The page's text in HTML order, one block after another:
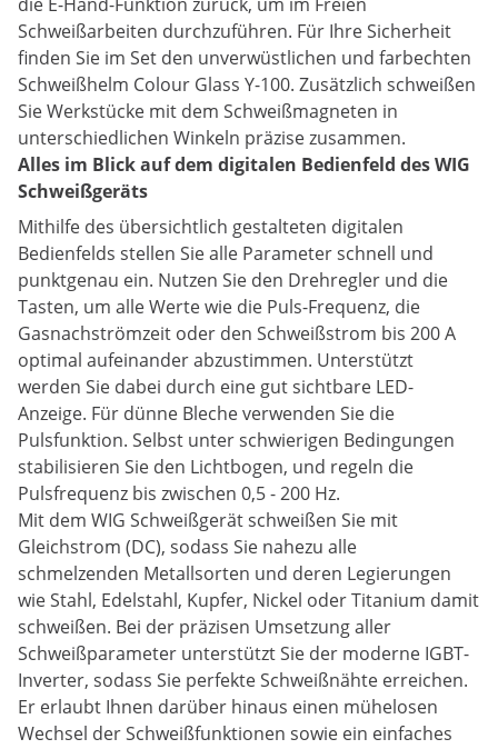
Schweißarbeiten durchzuführen. Für Ihre Sicherheit
finden Sie im Set den unverwüstlichen und farbechten
Schweißhelm Colour Glass Y-100. Zusätzlich schweißen
Sie Werkstücke mit dem Schweißmagneten in
unterschiedlichen Winkeln präzise zusammen.
Alles im Blick auf dem digitalen Bedienfeld des WIG
Schweißgeräts
Mithilfe des übersichtlich gestalteten digitalen
Bedienfelds stellen Sie alle Parameter schnell und
punktgenau ein. Nutzen Sie den Drehregler und die
Tasten, um alle Werte wie die Puls-Frequenz, die
Gasnachströmzeit oder den Schweißstrom bis 200 A
optimal aufeinander abzustimmen. Unterstützt
werden Sie dabei durch eine gut sichtbare LED-
Anzeige. Für dünne Bleche verwenden Sie die
Pulsfunktion. Selbst unter schwierigen Bedingungen
stabilisieren Sie den Lichtbogen, und regeln die
Pulsfrequenz bis zwischen 0,5 - 200 Hz.
Mit dem WIG Schweißgerät schweißen Sie mit
Gleichstrom (DC), sodass Sie nahezu alle
schmelzenden Metallsorten und deren Legierungen
wie Stahl, Edelstahl, Kupfer, Nickel oder Titanium damit
schweißen. Bei der präzisen Umsetzung aller
Schweißparameter unterstützt Sie der moderne IGBT-
Inverter, sodass Sie perfekte Schweißnähte erreichen.
Er erlaubt Ihnen darüber hinaus einen mühelosen
Wechsel der Schweißfunktionen sowie ein einfaches